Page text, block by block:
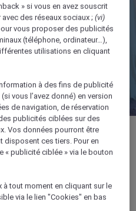
d'affaires, les
» si vous en avez souscrit
des réseaux sociaux ;(vi)
vous proposer des publicités
(téléphone, ordinateur…),
utilisations en cliquant
à des fins de publicité
vous l’avez donné) en version
de navigation, de réservation
publicités ciblées sur des
Vos données pourront être
disposent ces tiers. Pour en
« publicité ciblée » via le bouton
tout moment en cliquant sur le
via le lien "Cookies" en bas